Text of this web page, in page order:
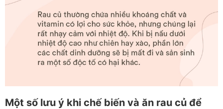
Một số lưu ý khi chế biến và ăn rau củ để